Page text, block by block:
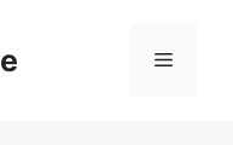
Menü